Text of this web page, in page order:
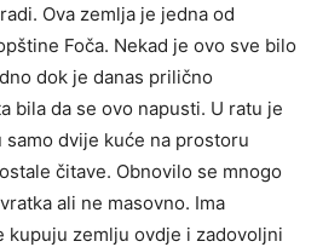
Ova zemlja je jedna od
Foča. Nekad je ovo sve bilo
dok je danas prilično
bila da se ovo napusti. U ratu je
dvije kuće na prostoru
čitave. Obnovilo se mnogo
ali ne masovno. Ima
kupuju zemlju ovdje i zadovoljni